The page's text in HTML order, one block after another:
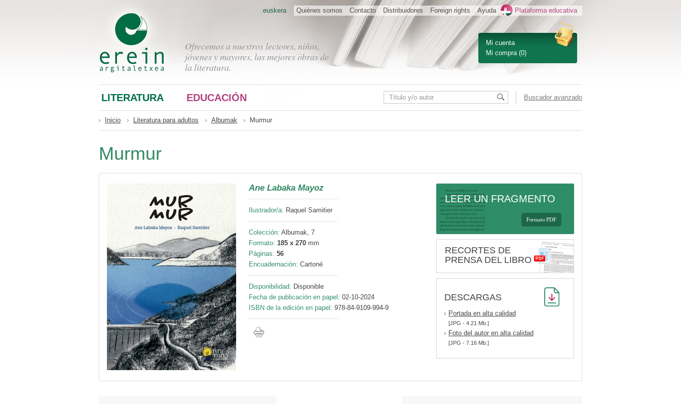
Mi cuenta
Mi compra (0)
Ofrecemos a nuestros lectores, niños,
jóvenes y mayores, las mejores obras de
la literatura.
Quiénes somos Contacto Distribuidores Foreign rights Ayuda Plataforma educativa
euskera
LITERATURA EDUCACIÓN Buscador avanzado
Inicio Literatura para adultos Albumak Murmur
Murmur
Ane Labaka Mayoz
Ilustrador/a: Raquel Samitier
Colección: Albumak, 7
Formato: 185 x 270 mm
Páginas: 56
Encuadernación: Cartoné
Disponibilidad: Disponible
Fecha de publicación en papel: 02-10-2024
ISBN de la edición en papel: 978-84-9109-994-9
LEER UN FRAGMENTO
Formato PDF
RECORTES DE
PRENSA DEL LIBRO
DESCARGAS
Portada en alta calidad
[JPG - 4.21 Mb.]
Foto del autor en alta calidad
[JPG - 7.16 Mb.]